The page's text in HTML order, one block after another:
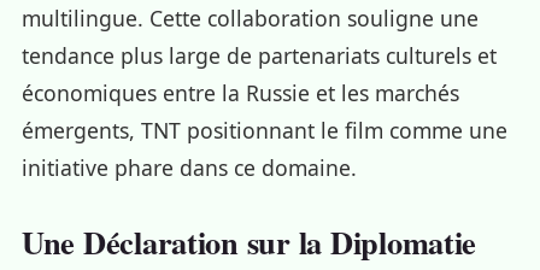
multilingue. Cette collaboration souligne une
tendance plus large de partenariats culturels et
économiques entre la Russie et les marchés
émergents, TNT positionnant le film comme une
initiative phare dans ce domaine.
Une Déclaration sur la Diplomatie